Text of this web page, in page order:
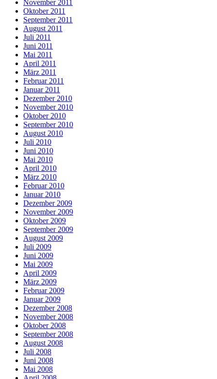
November 2011
Oktober 2011
September 2011
August 2011
Juli 2011
Juni 2011
Mai 2011
April 2011
März 2011
Februar 2011
Januar 2011
Dezember 2010
November 2010
Oktober 2010
September 2010
August 2010
Juli 2010
Juni 2010
Mai 2010
April 2010
März 2010
Februar 2010
Januar 2010
Dezember 2009
November 2009
Oktober 2009
September 2009
August 2009
Juli 2009
Juni 2009
Mai 2009
April 2009
März 2009
Februar 2009
Januar 2009
Dezember 2008
November 2008
Oktober 2008
September 2008
August 2008
Juli 2008
Juni 2008
Mai 2008